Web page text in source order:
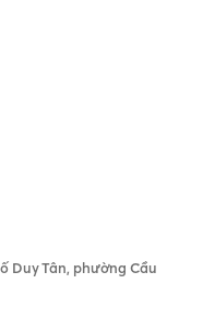
Duy Tân, phường Cầu